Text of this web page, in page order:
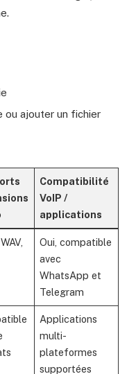
ou ajouter un fichier
Compatibilité
VoIP /
applications
Oui, compatible
avec
WhatsApp et
Telegram
Applications
multi-
plateformes
supportées